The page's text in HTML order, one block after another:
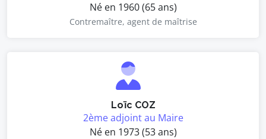
Né en 1960 (65 ans)
Contremaître, agent de maîtrise
Loïc COZ
2ème adjoint au Maire
Né en 1973 (53 ans)